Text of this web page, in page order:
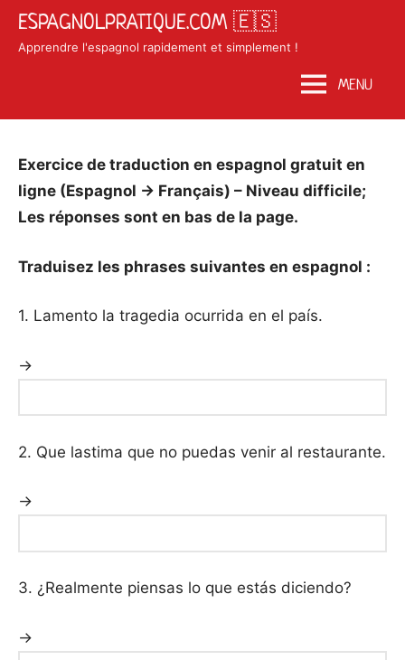
SkipESPAGNOLPRATIQUE.COM 🇪🇸
Apprendre l'espagnol rapidement et simplement !
MENU
Posted
on
27,
by
Matosan3142020
in
Exercices
Exercice de traduction en espagnol gratuit en
ligne (Espagnol → Français) – Niveau difficile;
Les réponses sont en bas de la page.
Traduisez les phrases suivantes en espagnol :
1. Lamento la tragedia ocurrida en el país.
→
2. Que lastima que no puedas venir al restaurante.
→
3. ¿Realmente piensas lo que estás diciendo?
→